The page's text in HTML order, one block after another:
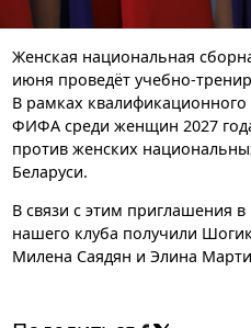
Женская национальная
июня проведёт учебно-
В рамках
ФИФА среди женщин 2027
против женских
Беларуси.
В связи с этим приглашения
нашего клуба получили
Милена Саядян и Элина